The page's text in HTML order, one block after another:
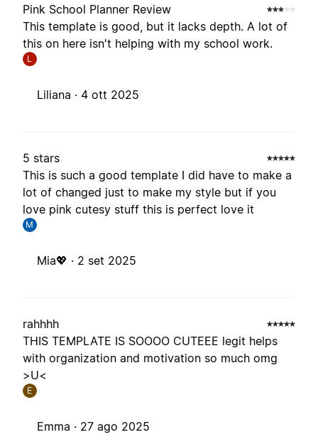
Pink School Planner Review
This template is good, but it lacks depth. A lot of
this on here isn't helping with my school work.
L
Liliana · 4 ott 2025
5 stars
This is such a good template I did have to make a
lot of changed just to make my style but if you
love pink cutesy stuff this is perfect love it
M
Mia💖 · 2 set 2025
rahhhh
THIS TEMPLATE IS SOOOO CUTEEE legit helps
with organization and motivation so much omg
>U<
E
Emma · 27 ago 2025